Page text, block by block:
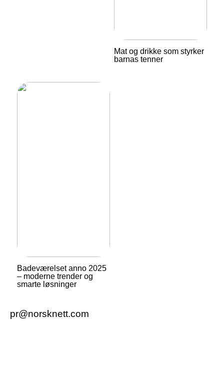
Mat og drikke som styrker
barnas tenner
Badeværelset anno 2025
– moderne trender og
smarte løsninger
pr@norsknett.com